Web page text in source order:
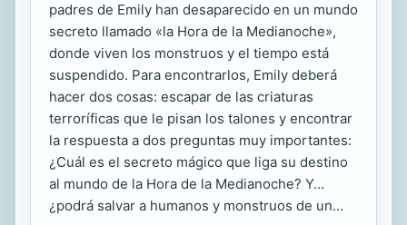
padres de Emily han desaparecido en un mundo
secreto llamado «la Hora de la Medianoche»,
donde viven los monstruos y el tiempo está
suspendido. Para encontrarlos, Emily deberá
hacer dos cosas: escapar de las criaturas
terroríficas que le pisan los talones y encontrar
la respuesta a dos preguntas muy importantes:
¿Cuál es el secreto mágico que liga su destino
al mundo de la Hora de la Medianoche? Y...
¿podrá salvar a humanos y monstruos de un...